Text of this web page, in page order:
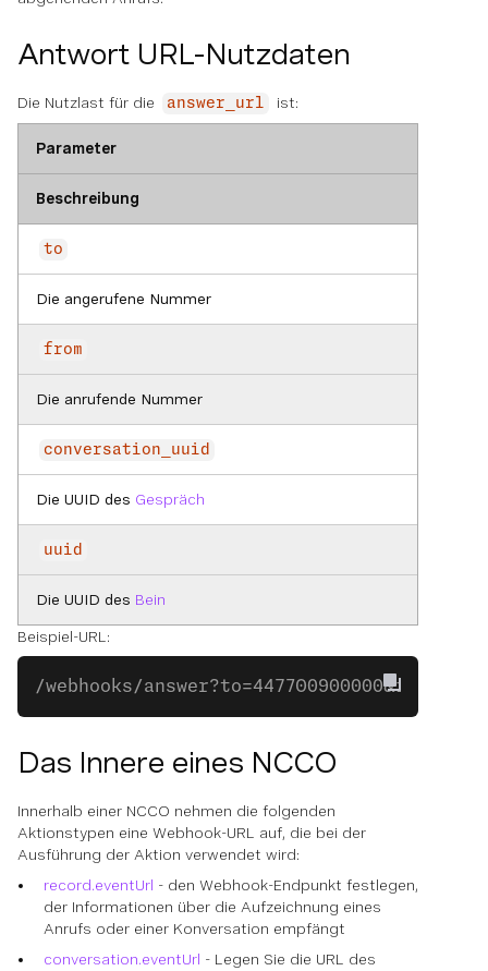
Antwort URL-Nutzdaten
Die Nutzlast für die answer_url ist:
Parameter
Beschreibung
to
Die angerufene Nummer
from
Die anrufende Nummer
conversation_uuid
Die UUID des Gespräch
uuid
Die UUID des Bein
Beispiel-URL:
/webhooks/
Das Innere eines NCCO
Innerhalb einer NCCO nehmen die folgenden
Aktionstypen eine Webhook-URL auf, die bei der
Ausführung der Aktion verwendet wird:
record.eventUrl - den Webhook-Endpunkt festlegen,
der Informationen über die Aufzeichnung eines
Anrufs oder einer Konversation empfängt
conversation.eventUrl - Legen Sie die URL des